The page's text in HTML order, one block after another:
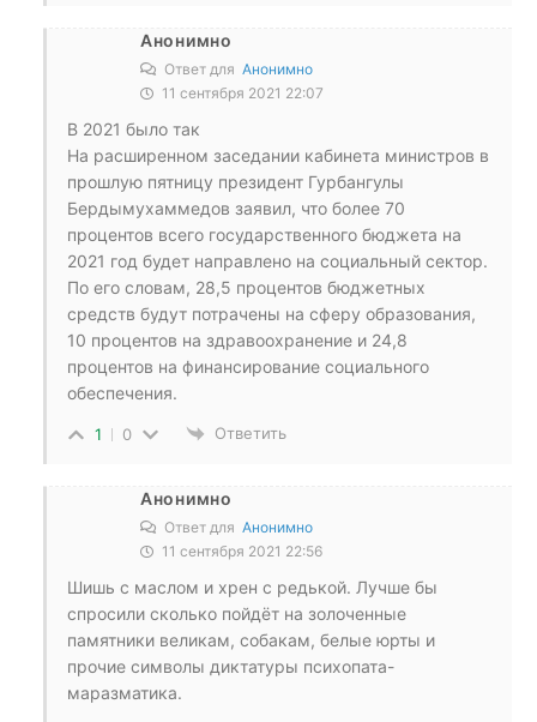
Анонимно
Ответ для Анонимно
11 сентября 2021 22:07
В 2021 было так
На расширенном заседании кабинета министров в
прошлую пятницу президент Гурбангулы
Бердымухаммедов заявил, что более 70
процентов всего государственного бюджета на
2021 год будет направлено на социальный сектор.
По его словам, 28,5 процентов бюджетных
средств будут потрачены на сферу образования,
10 процентов на здравоохранение и 24,8
процентов на финансирование социального
обеспечения.
1 0 Ответить
Анонимно
Ответ для Анонимно
11 сентября 2021 22:56
Шишь с маслом и хрен с редькой. Лучше бы
спросили сколько пойдёт на золоченные
памятники великам, собакам, белые юрты и
прочие символы диктатуры психопата-
маразматика.